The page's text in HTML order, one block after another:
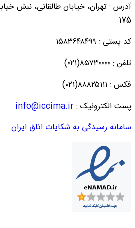
آدرس : تهران، خیابان طالقانی، نبش
175
کد پستی : ۱۵۸۳۶۴۸۴۹۹
تلفن : ۸۵۷۳۰۰۰۰(۰۲۱)
فکس : ۸۸۸۲۵۱۱۱(۰۲۱)
پست الکترونیک :info@iccima.ir
سامانه رسیدگی به شکایات اتاق ایران